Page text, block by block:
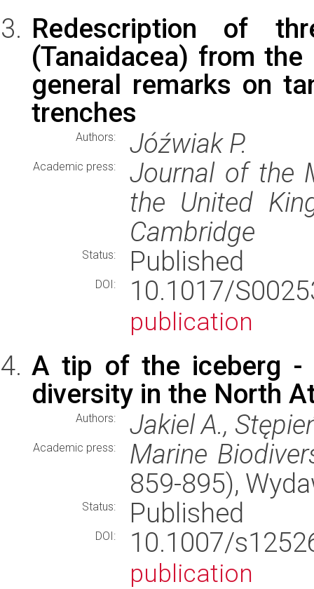
Redescription of
(Tanaidacea) from
general remarks on
trenches
Authors: Jóźwiak P.
Academic press:
Journal of the
the United
Cambridge
Status: Published
DOI: 10.1017/
publication
A tip of the iceberg -
diversity in the North
Authors: Jakiel A.,
Academic press:
Marine
859-895),
Status: Published
DOI: 10.1007/
publication